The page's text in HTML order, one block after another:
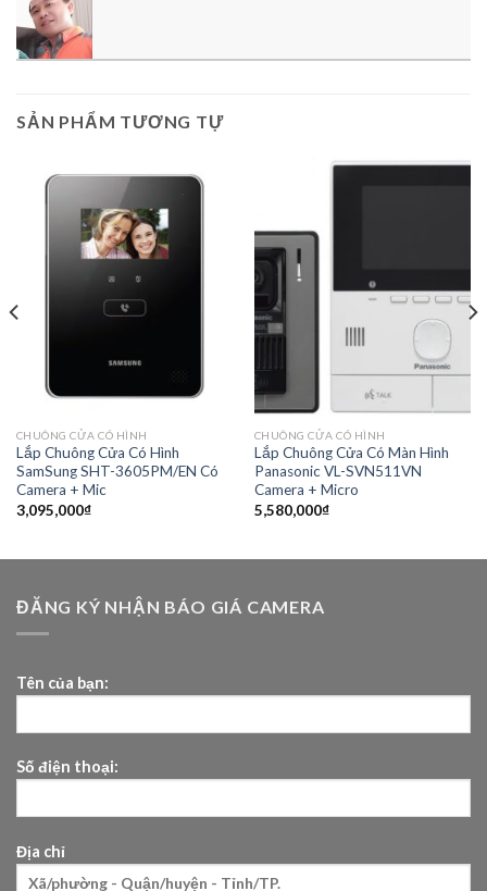
SẢN PHẨM TƯƠNG TỰ
CHUÔNG CỬA CÓ HÌNH
Lắp Chuông Cửa Có Hình
SamSung SHT-3605PM/EN Có
Camera + Mic
3,095,000₫
CHUÔNG CỬA CÓ HÌNH
Lắp Chuông Cửa Có Màn Hình
Panasonic VL-SVN511VN
Camera + Micro
5,580,000₫
ĐĂNG KÝ NHẬN BÁO GIÁ CAMERA
Tên của bạn:
Số điện thoại:
Địa chỉ